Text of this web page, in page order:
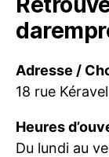
Adresse /
18 rue
Heures
Du lundi au